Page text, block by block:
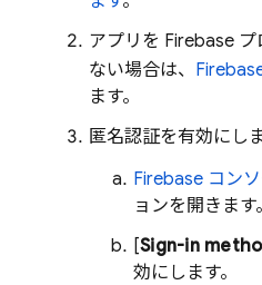
アプリを Firebase
ない場合は、
ます。
匿名認証を有効にしま
Firebase コン
ョンを開きます。
[Sign-in
効にします。